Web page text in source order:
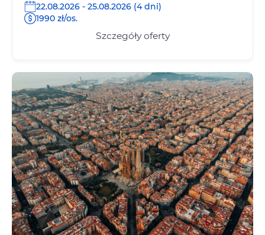
22.08.2026 - 25.08.2026 (4 dni)
1990 zł/os.
Szczegóły oferty